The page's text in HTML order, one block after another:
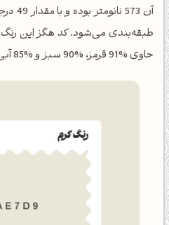
آن 573 نانومتر بوده و با مقدار 49 درجه Hue، در خانواده
طبقه‌بندی می‌شود. کد هگز این رنگ
حاوی %91 قرمز، %90 سبز و %85 آبی می‌باشد.